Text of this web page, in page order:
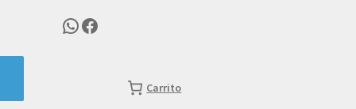
WhatsApp
Facebook
Carrito